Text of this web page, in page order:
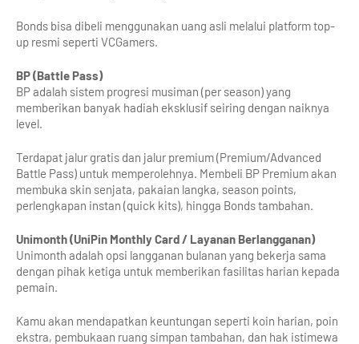
Bonds bisa dibeli menggunakan uang asli melalui platform top-
up resmi seperti VCGamers.
BP (Battle Pass)
BP adalah sistem progresi musiman (per season) yang
memberikan banyak hadiah eksklusif seiring dengan naiknya
level.
Terdapat jalur gratis dan jalur premium (Premium/Advanced
Battle Pass) untuk memperolehnya. Membeli BP Premium akan
membuka skin senjata, pakaian langka, season points,
perlengkapan instan (quick kits), hingga Bonds tambahan.
Unimonth (UniPin Monthly Card / Layanan Berlangganan)
Unimonth adalah opsi langganan bulanan yang bekerja sama
dengan pihak ketiga untuk memberikan fasilitas harian kepada
pemain.
Kamu akan mendapatkan keuntungan seperti koin harian, poin
ekstra, pembukaan ruang simpan tambahan, dan hak istimewa